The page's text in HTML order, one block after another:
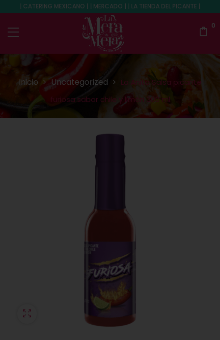
| CATERING MEXICANO | | MERCADO | | LA TIENDA DEL PICANTE |
0
Inicio Uncategorized
La Anita Salsa picante
furiosa sabor chile y limón 300 ml